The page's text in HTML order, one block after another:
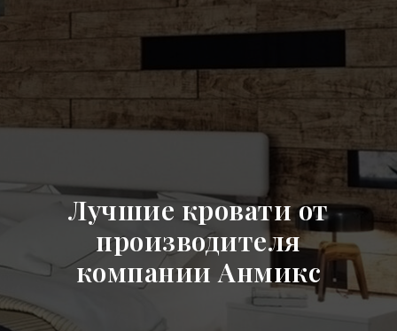
Лучшие кровати от
производителя
компании Анмикс